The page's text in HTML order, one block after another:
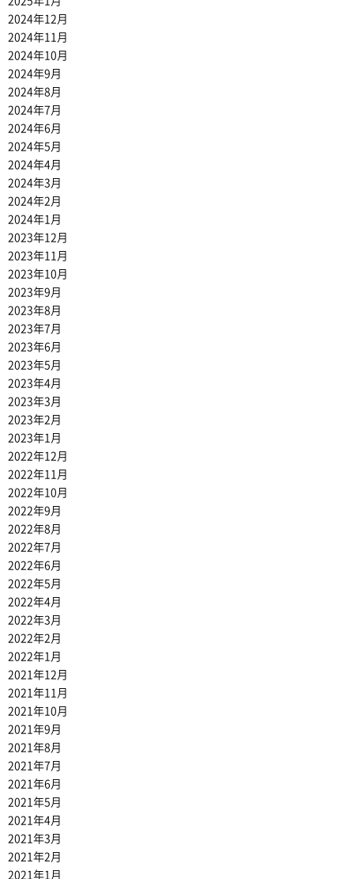
2024年12月
2024年11月
2024年10月
2024年9月
2024年8月
2024年7月
2024年6月
2024年5月
2024年4月
2024年3月
2024年2月
2024年1月
2023年12月
2023年11月
2023年10月
2023年9月
2023年8月
2023年7月
2023年6月
2023年5月
2023年4月
2023年3月
2023年2月
2023年1月
2022年12月
2022年11月
2022年10月
2022年9月
2022年8月
2022年7月
2022年6月
2022年5月
2022年4月
2022年3月
2022年2月
2022年1月
2021年12月
2021年11月
2021年10月
2021年9月
2021年8月
2021年7月
2021年6月
2021年5月
2021年4月
2021年3月
2021年2月
2021年1月